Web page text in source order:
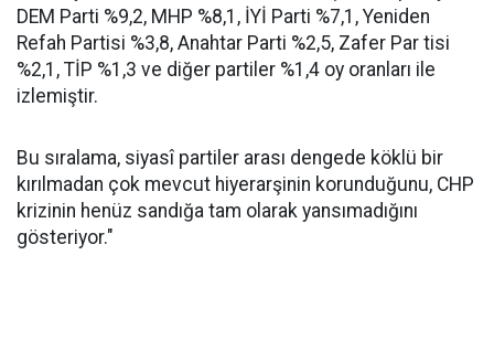
DEM Parti %9,2, MHP %8,1, İYİ Parti %7,1, Yeniden
Refah Partisi %3,8, Anahtar Parti %2,5, Zafer Par tisi
%2,1, TİP %1,3 ve diğer partiler %1,4 oy oranları ile
izlemiştir.
Bu sıralama, siyasî partiler arası dengede köklü bir
kırılmadan çok mevcut hiyerarşinin korunduğunu, CHP
krizinin henüz sandığa tam olarak yansımadığını
gösteriyor."